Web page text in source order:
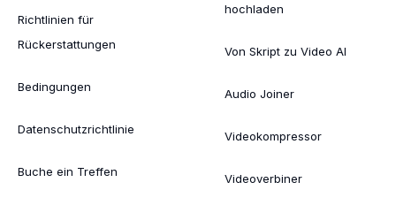
Richtlinien für
Rückerstattungen
Bedingungen
Datenschutzrichtlinie
Buche ein Treffen
hochladen
Von Skript zu Video AI
Audio Joiner
Videokompressor
Videoverbiner